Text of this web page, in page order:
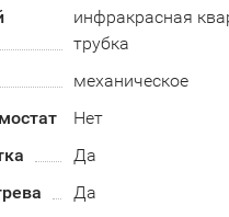
инфракрасная
трубка
механическое
Нет
Да
Да